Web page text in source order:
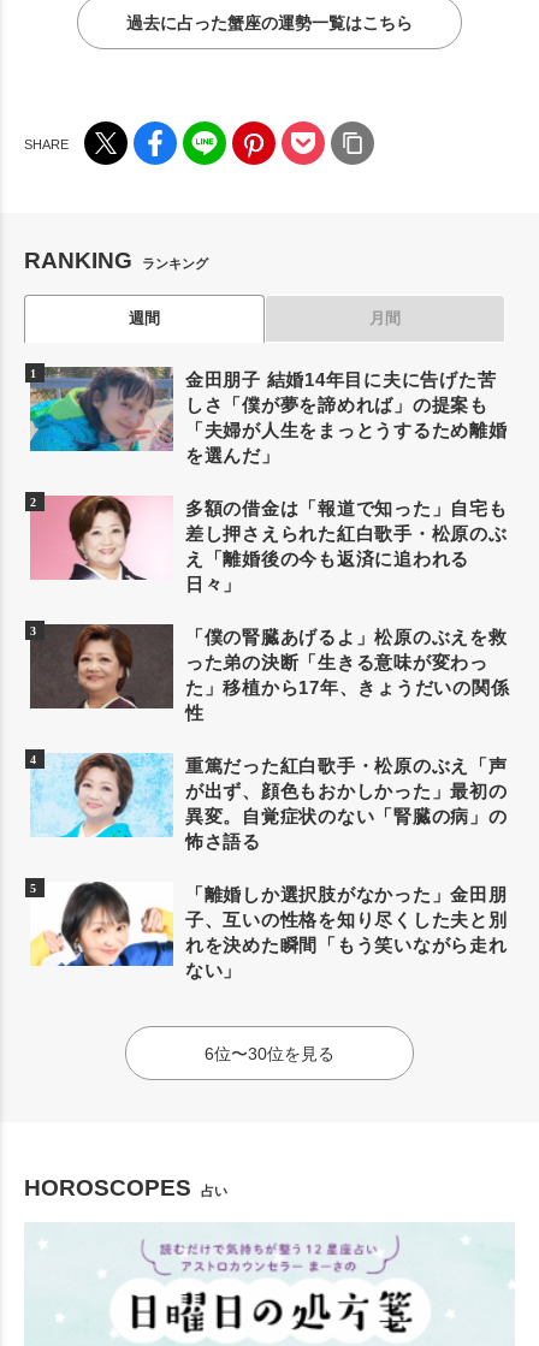
過去に占った蟹座の運勢一覧はこちら
RANKING ランキング
週間 月間
金田朋子 結婚14年目に夫に告げた苦
しさ「僕が夢を諦めれば」の提案も
「夫婦が人生をまっとうするため離婚
を選んだ」
多額の借金は「報道で知った」自宅も
差し押さえられた紅白歌手・松原のぶ
え「離婚後の今も返済に追われる
日々」
「僕の腎臓あげるよ」松原のぶえを救
った弟の決断「生きる意味が変わっ
た」移植から17年、きょうだいの関係
性
重篤だった紅白歌手・松原のぶえ「声
が出ず、顔色もおかしかった」最初の
異変。自覚症状のない「腎臓の病」の
怖さ語る
「離婚しか選択肢がなかった」金田朋
子、互いの性格を知り尽くした夫と別
れを決めた瞬間「もう笑いながら走れ
ない」
6位〜30位を見る
HOROSCOPES 占い